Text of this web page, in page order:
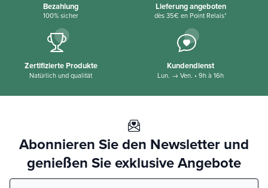
Bezahlung
100% sicher
Lieferung angeboten
dès 35€ en Point Relais*
Zertifizierte Produkte
Natürlich und qualität
Kundendienst
Lun. → Ven. • 9h à 16h
Abonnieren Sie den Newsletter und
genießen Sie exklusive Angebote